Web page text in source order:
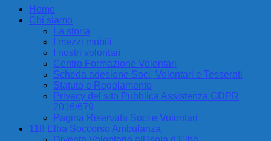
Home
Chi siamo
La storia
I mezzi mobili
I nostri volontari
Centro Formazione Volontari
Scheda adesione Soci, Volontari e Tesserati
Statuto e Regolamento
Privacy del sito Pubblica Assistenza GDPR
2016/679
Pagina Riservata Soci e Volontari
118 Elba Soccorso Ambulanza